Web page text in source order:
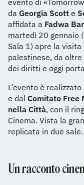
evento di
da Georgia Scott e
affidata a Fadwa
martedì 20 gennaio
Sala 1) apre la
palestinese, da
dei diritti e oggi
L’evento è realizzato
e dal Comitato Free
nella Città, con il
Cinema. Vista la
replicata in due sale.
Un racconto